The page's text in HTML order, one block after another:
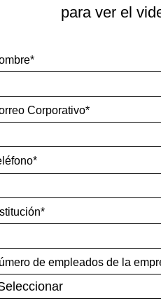
para ver el
Corporativo*
de empleados de la